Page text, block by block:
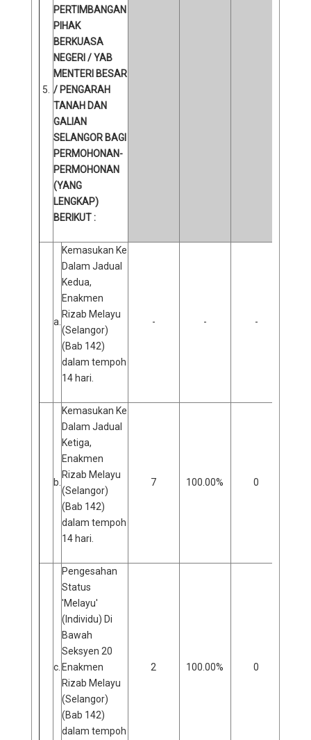
5.
PERTIMBANGAN
PIHAK
BERKUASA
NEGERI / YAB
MENTERI BESAR
/ PENGARAH
TANAH DAN
GALIAN
SELANGOR BAGI
PERMOHONAN-
PERMOHONAN
(YANG
LENGKAP)
BERIKUT :
a.
Kemasukan Ke
Dalam Jadual
Kedua,
Enakmen
Rizab Melayu
(Selangor)
(Bab 142)
dalam tempoh
14 hari.
- - -
b.
Kemasukan Ke
Dalam Jadual
Ketiga,
Enakmen
Rizab Melayu
(Selangor)
(Bab 142)
dalam tempoh
14 hari.
7 100.00% 0
c.
Pengesahan
Status
'Melayu'
(Individu) Di
Bawah
Seksyen 20
Enakmen
Rizab Melayu
(Selangor)
(Bab 142)
dalam tempoh
2 100.00% 0